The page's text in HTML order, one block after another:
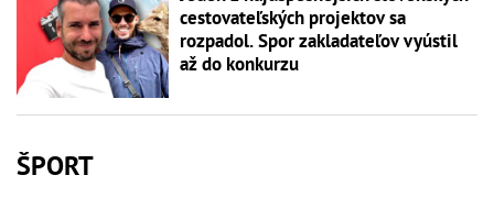
cestovateľských projektov sa
rozpadol. Spor zakladateľov vyústil
až do konkurzu
ŠPORT